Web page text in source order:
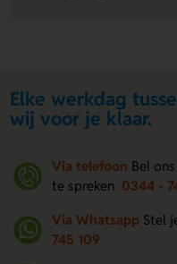
Elke werkdag
wij voor je klaar.
Via telefoon Bel
te spreken 0344 -
Via Whatsapp Stel
745 109